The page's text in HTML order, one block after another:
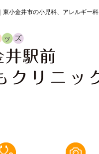
小金井市の小児科、アレルギー科